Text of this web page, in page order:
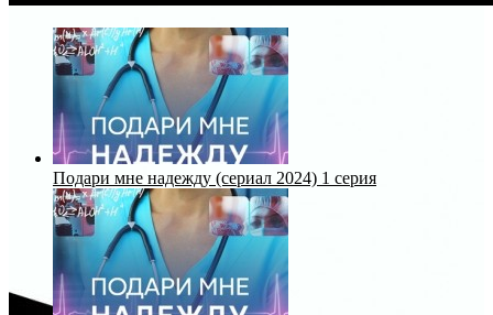
Подари мне надежду (сериал 2024) 1 серия